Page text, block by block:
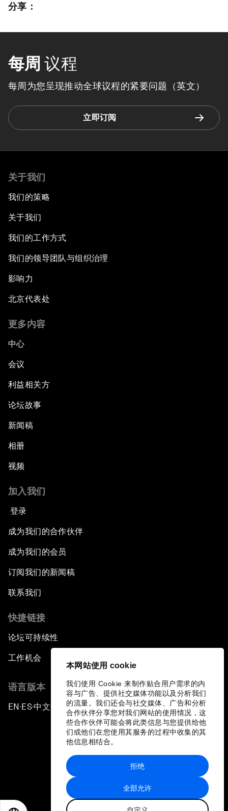
本网站使用 cookie
我们使用 Cookie 来制作贴合用户需求的内
容与广告、提供社交媒体功能以及分析我们
的流量。我们还会与社交媒体、广告和分析
合作伙伴分享您对我们网站的使用情况，这
些合作伙伴可能会将此类信息与您提供给他
们或他们在您使用其服务的过程中收集的其
他信息相结合。
全部允许
拒绝
分享：
每周 议程
每周为您呈现推动全球议程的紧要问题（英文）
立即订阅
关于我们
我们的策略
关于我们
我们的工作方式
我们的领导团队与组织治理
影响力
北京代表处
更多内容
中心
会议
利益相关方
论坛故事
新闻稿
相册
视频
加入我们
登录
成为我们的合作伙伴
成为我们的会员
订阅我们的新闻稿
联系我们
快捷链接
论坛可持续性
工作机会
语言版本
EN ▪ES▪中文▪ 日本語
站点地图